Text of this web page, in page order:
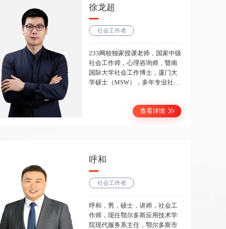
徐龙超
社会工作者
233网校独家授课老师，国家中级
社会工作师，心理咨询师，暨南
国际大学社会工作博士，厦门大
学硕士（MSW），多年专业社会
师，广东百名社工督导团成员，
州等地团干部、志愿者、社会组
织人才进行培训及授课。
查看详情
呼和
社会工作者
呼和，男，硕士，讲师，社会工
作师，现任鄂尔多斯应用技术学
院现代服务系主任，鄂尔多斯市